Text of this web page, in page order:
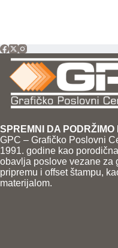
SPREMNI DA
GPC – Grafičko Poslovni
1991. godine kao
obavlja poslove vezane za
pripremu i offset štampu,
materijalom.